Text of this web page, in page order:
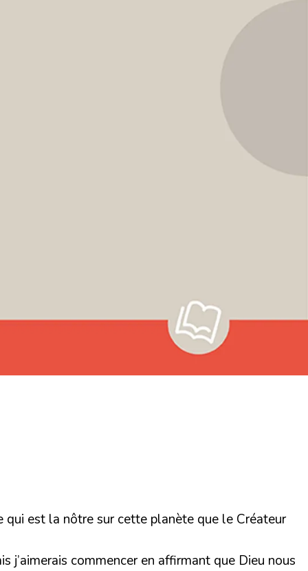
est la nôtre sur cette planète que le Créateur
j’aimerais commencer en affirmant que Dieu nous